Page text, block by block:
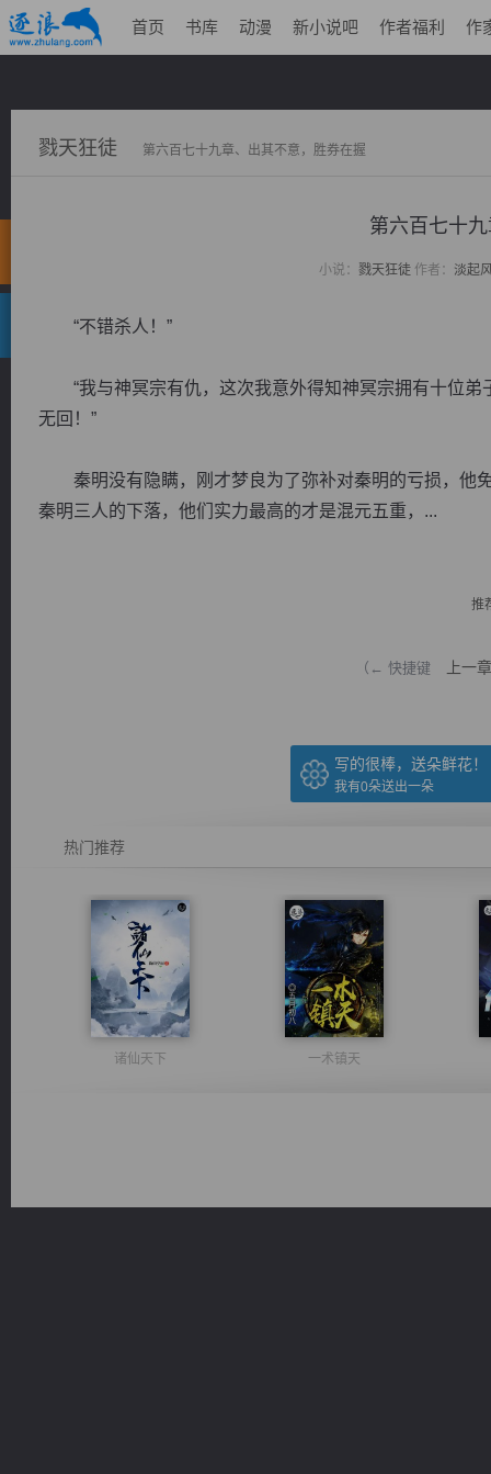
首页 书库 动漫 新小说吧 作者福利 作
戮天狂徒 第六百七十九章、出其不意，胜券在握
第六百七十
小说： 戮天狂徒作者： 淡起
“不错杀人！”
“我与神冥宗有仇，这次我意外得知神冥宗拥有十位弟
无回！”
秦明没有隐瞒，刚才梦良为了弥补对秦明的亏损，他
秦明三人的下落，他们实力最高的才是混元五重，...
推
（← 快捷键 上一章
写的很棒，送朵鲜花！
我有0朵送出一朵
热门推荐
诸仙天下 一术镇天